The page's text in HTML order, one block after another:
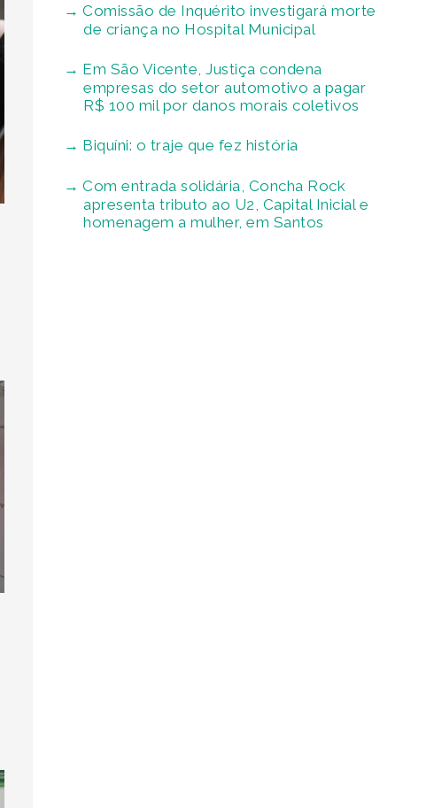
Comissão de Inquérito investigará morte
de criança no Hospital Municipal
Em São Vicente, Justiça condena
empresas do setor automotivo a pagar
R$ 100 mil por danos morais coletivos
Biquíni: o traje que fez história
Com entrada solidária, Concha Rock
apresenta tributo ao U2, Capital Inicial e
homenagem a mulher, em Santos